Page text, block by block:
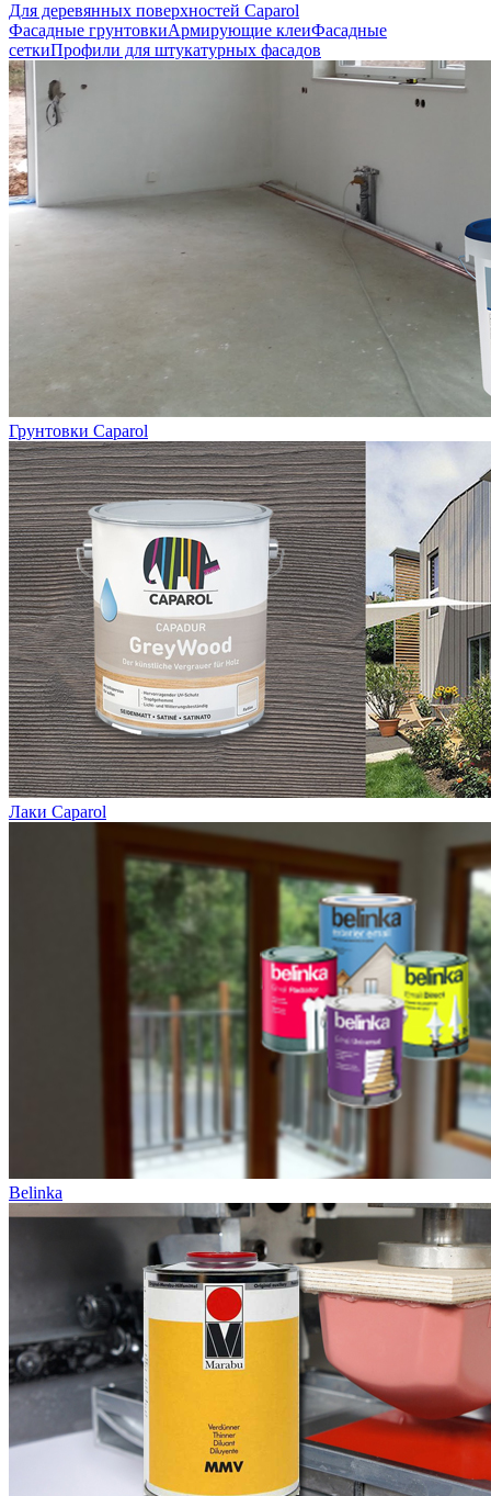
Для деревянных поверхностей Caparol
Фасадные грунтовкиАрмирующие клеиФасадные
сеткиПрофили для штукатурных фасадов
Грунтовки Caparol
Лаки Caparol
Belinka